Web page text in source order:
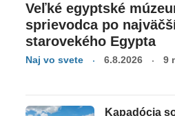
Veľké egyptské
sprievodca po
starovekého Egypta
Naj vo svete 6.8.2026 9
Kapadócia